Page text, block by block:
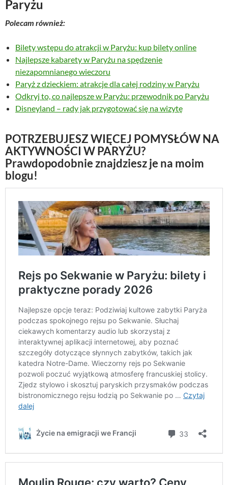
n
n
o
s
ł
a
:
5
,
0
0
z
ł
.
a
w
o
s
i
3
9
,
0
z
ł
.
Paryżu
Polecam również:
Bilety wstępu do atrakcji w Paryżu: kup bilety online
Najlepsze kabarety w Paryżu na spędzenie
niezapomnianego wieczoru
Paryż z dzieckiem: atrakcje dla całej rodziny w Paryżu
Odkryj to, co najlepsze w Paryżu: przewodnik po Paryżu
Disneyland – rady jak przygotować się na wizytę
POTRZEBUJESZ WIĘCEJ POMYSŁÓW NA
AKTYWNOŚCI W PARYŻU?
Prawdopodobnie znajdziesz je na moim
blogu!